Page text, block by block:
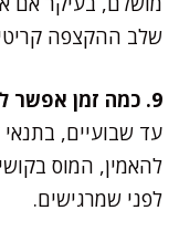
שלב ההקצפה
9. כמה זמן אפשר לשמור את המוס בהקפאה?
עד שבועיים,
להאמין, המוס
לפני שמרגישים.